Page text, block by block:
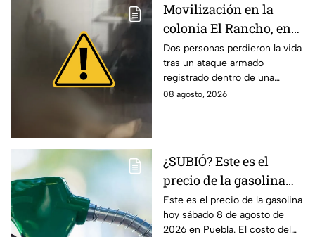
Movilización en la
colonia El Rancho, en
San Matías
Tlalancaleca, Puebla;
reportan dos personas
sin vida
Dos personas perdieron la vida
tras un ataque armado
registrado dentro de una
vivienda ubicada en la colonia
08 agosto, 2026
¿SUBIÓ? Este es el
precio de la gasolina
Puebla hoy sábado 8 de
agosto de 2026
Este es el precio de la gasolina
hoy sábado 8 de agosto de
2026 en Puebla. El costo del